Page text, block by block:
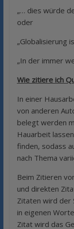
„… dies würde
oder
„Globalisierung
„In der immer
Wie zitiere ich
In einer
von anderen
belegt werden
Hauarbeit
finden, sodass
nach Thema
Beim Zitieren
und direkten
Zitaten wird der
in eigenen
Zitat wird das